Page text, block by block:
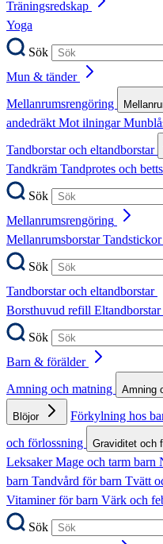
Träningsredskap
Yoga
Sök
Mun & tänder
Mellanrumsrengöring
andedräktMot ilningar
Tandborstar och eltandborstar
Tandkräm Tandprotes och
Sök
Mellanrumsrengöring
MellanrumsborstarTandstickor
Sök
Tandborstar och eltandborstar
Borsthuvud refill Eltandborstar
Sök
Barn & förälder
Amning och matning
Amning
Blöjor Förkylning hos
och förlossning
Graviditet och
LeksakerMage och tarm barn
barn Tandvård för barn Tvätt
Vitaminer för barn Värk och
Sök